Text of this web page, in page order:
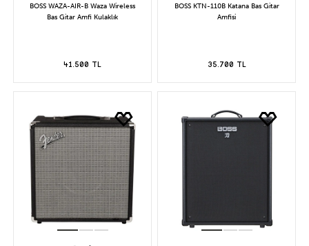
BOSS WAZA-AIR-B Waza Wireless
Bas Gitar Amfi Kulaklık
41.500 TL
BOSS KTN-110B Katana Bas Gitar
Amfisi
35.700 TL